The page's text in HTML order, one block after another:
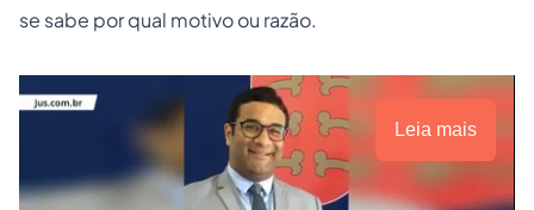
se sabe por qual motivo ou razão.
Leia mais